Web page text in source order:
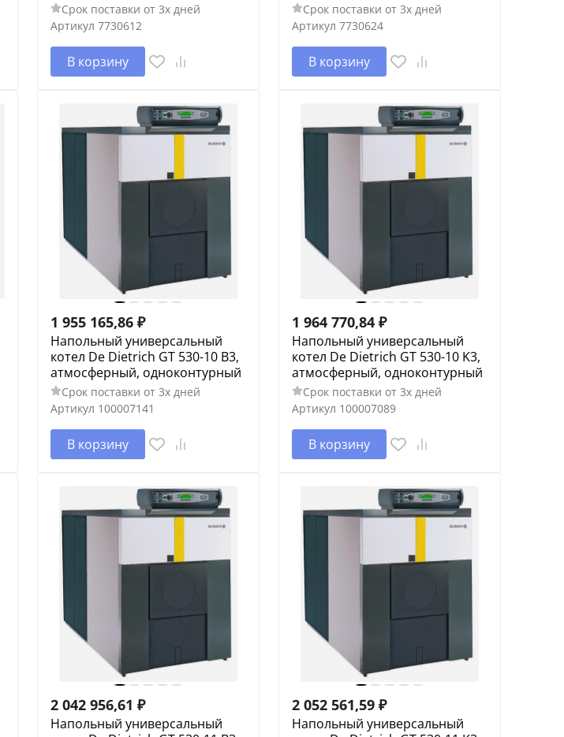
Срок поставки от 3х дней
Артикул 7730612
В корзину
Срок поставки от 3х дней
Артикул 7730624
В корзину
1 955 165,86 ₽
Напольный универсальный
котел De Dietrich GT 530-10 B3,
атмосферный, одноконтурный
Срок поставки от 3х дней
Артикул 100007141
В корзину
1 964 770,84 ₽
Напольный универсальный
котел De Dietrich GT 530-10 K3,
атмосферный, одноконтурный
Срок поставки от 3х дней
Артикул 100007089
В корзину
2 042 956,61 ₽
Напольный универсальный
2 052 561,59 ₽
Напольный универсальный